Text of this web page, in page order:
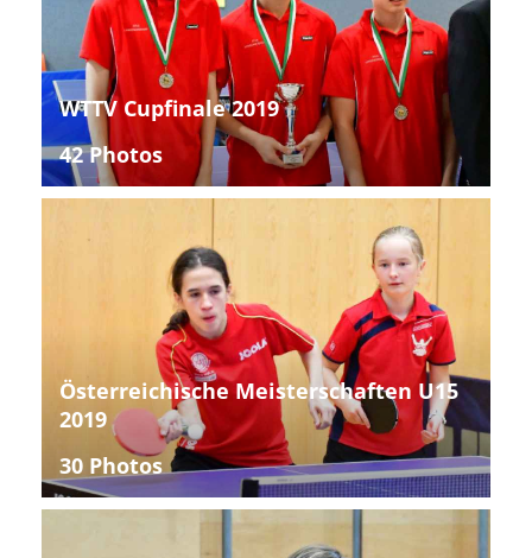
WTTV Cupfinale 2019
42 Photos
Österreichische Meisterschaften U15
2019
30 Photos